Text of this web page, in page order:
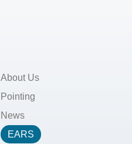
About Us
Pointing
News
EARS